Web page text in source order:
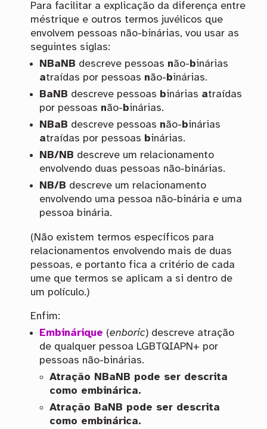
Para facilitar a explicação da diferença entre
méstrique e outros termos juvélicos que
envolvem pessoas não-binárias, vou usar as
seguintes siglas:
NBaNB descreve pessoas não- binárias
atraídas por pessoas não- binárias.
BaNB descreve pessoas binárias atraídas
por pessoas não- binárias.
NBaB descreve pessoas não- binárias
atraídas por pessoas binárias.
NB/NB descreve um relacionamento
envolvendo duas pessoas não-binárias.
NB/B descreve um relacionamento
envolvendo uma pessoa não-binária e uma
pessoa binária.
(Não existem termos específicos para
relacionamentos envolvendo mais de duas
pessoas, e portanto fica a critério de cada
ume que termos se aplicam a si dentro de
um polículo.)
Enfim:
Embinárique (enboric) descreve atração
de qualquer pessoa LGBTQIAPN+ por
pessoas não-binárias.
Atração NBaNB pode ser descrita
como embinárica.
Atração BaNB pode ser descrita
como embinárica.